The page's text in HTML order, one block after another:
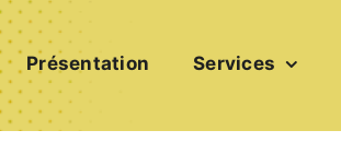
Présentation Services